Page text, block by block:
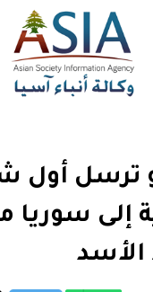
ترسل أول
إلى سوريا